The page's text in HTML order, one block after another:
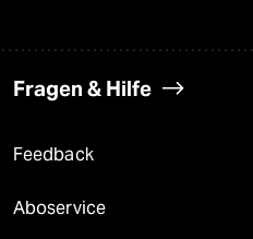
Fragen & Hilfe
Feedback
Aboservice